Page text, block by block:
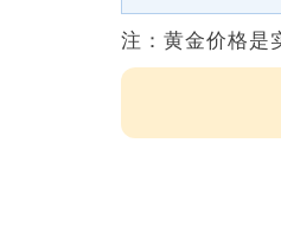
注：黄金价格是